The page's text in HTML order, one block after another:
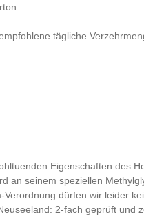
tägliche
Eigenschaften des
an seinem speziellen
dürfen wir leider
2-fach geprüft und